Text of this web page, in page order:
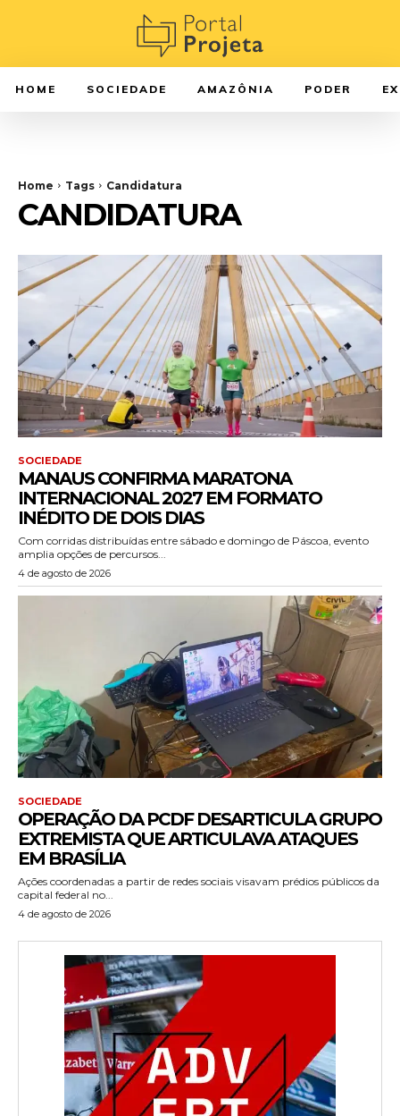
HOME SOCIEDADE AMAZÔNIA PODER
Home Tags Candidatura
CANDIDATURA
SOCIEDADE
MANAUS CONFIRMA MARATONA
INTERNACIONAL 2027 EM FORMATO
INÉDITO DE DOIS DIAS
Com corridas distribuídas entre sábado e domingo de Páscoa, evento
amplia opções de percursos...
4 de agosto de 2026
SOCIEDADE
OPERAÇÃO DA PCDF DESARTICULA GRUPO
EXTREMISTA QUE ARTICULAVA ATAQUES
EM BRASÍLIA
Ações coordenadas a partir de redes sociais visavam prédios públicos da
capital federal no...
4 de agosto de 2026